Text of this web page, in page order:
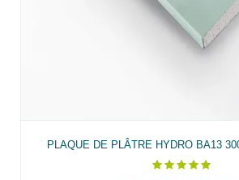
PLAQUE DE PLÂTRE HYDRO BA13